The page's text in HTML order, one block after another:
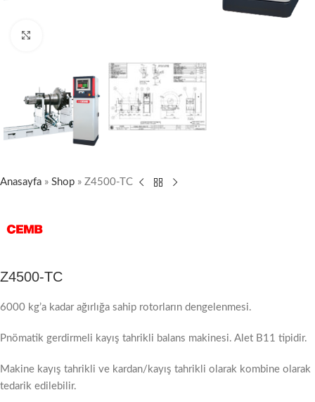
Anasayfa » Shop » Z4500-TC
Z4500-TC
6000 kg’a kadar ağırlığa sahip rotorların dengelenmesi.
Pnömatik gerdirmeli kayış tahrikli balans makinesi. Alet B11 tipidir.
Makine kayış tahrikli ve kardan/kayış tahrikli olarak kombine olarak
tedarik edilebilir.